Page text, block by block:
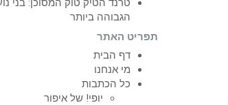
טרנד הטיק טוק המסוכן: בני
הגבוהה ביותר
תפריט האתר
דף הבית
מי אנחנו
כל הכתבות
יופי! של איפור